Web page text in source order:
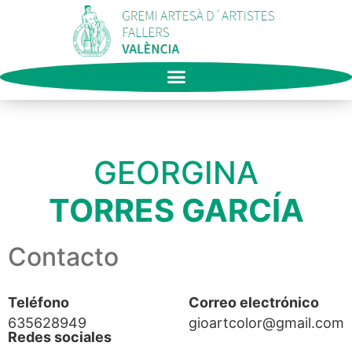
GEORGINA
TORRES GARCÍA
Contacto
Teléfono
635628949
Correo electrónico
gioartcolor@gmail.com
Redes sociales